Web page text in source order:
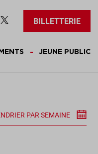
BILLETTERIE
JEUNE PUBLIC
VEN. 14/08
PAR SEMAINE